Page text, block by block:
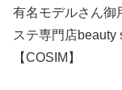
有名モデルさん御
ステ専門店beauty
【COSIM】